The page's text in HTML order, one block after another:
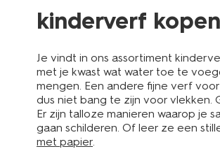
kinderverf
Je vindt in ons assortiment
met je kwast wat water toe te
mengen. Een andere fijne verf
dus niet bang te zijn voor vlekken.
Er zijn talloze manieren waarop je
gaan schilderen. Of leer ze een
met papier.